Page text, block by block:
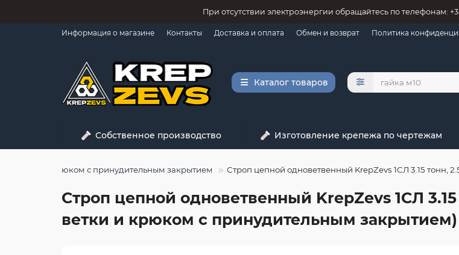
При отсутствии электроэнергии обращайтесь по телефонам:
Информация о магазине Контакты Доставка и оплата Обмен и возврат Политика
Каталог товаров
Собственное производство Изготовление крепежа по чертежам
ветки и крюком с принудительным закрытием Строп цепной одноветвенный KrepZevs 1СЛ 3.15 тонн,
Строп цепной одноветвенный KrepZevs 1СЛ
ветки и крюком с принудительным закрытием)